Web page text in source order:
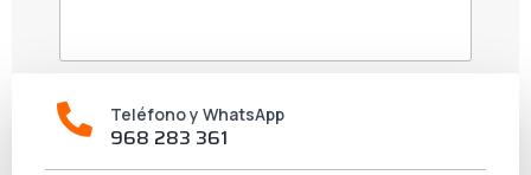
Teléfono y WhatsApp
968 283 361